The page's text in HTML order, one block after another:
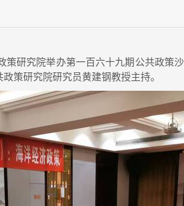
研究院举办第一百六十九期公共政策
策研究院研究员黄建钢教授主持。